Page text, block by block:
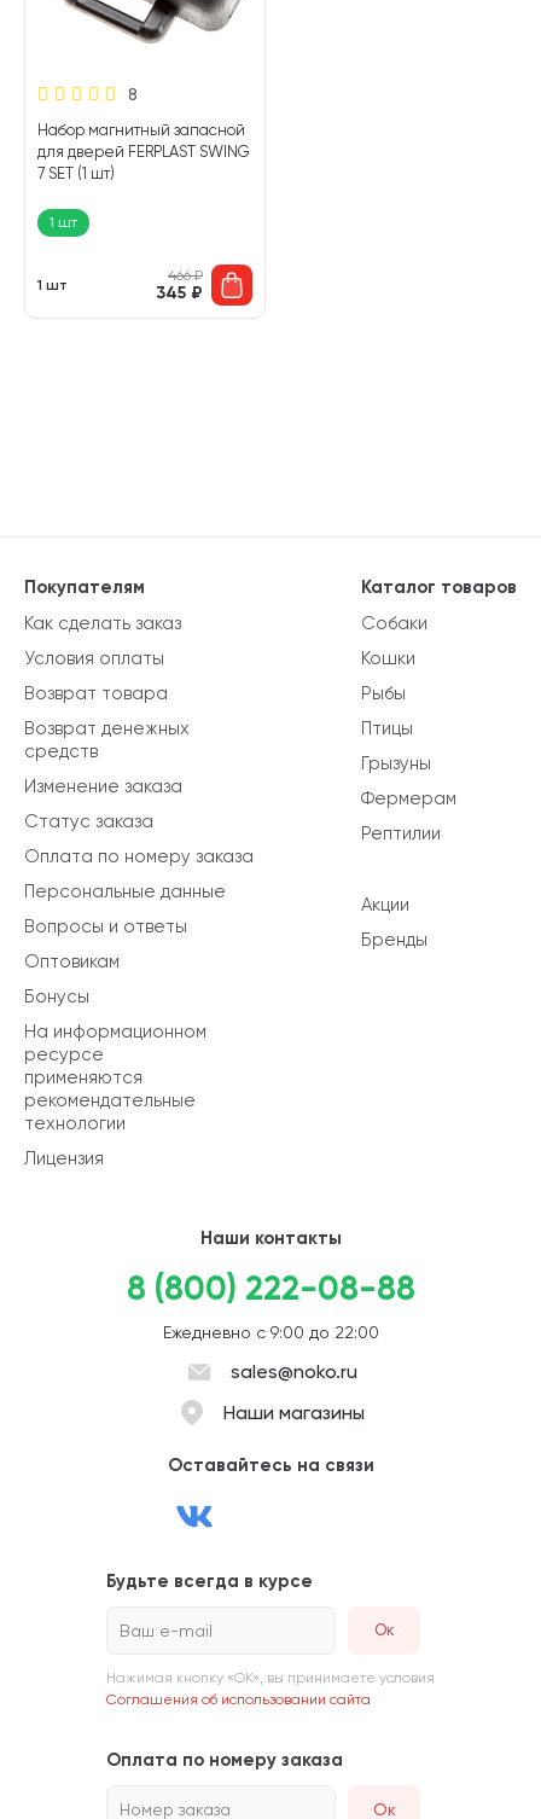
8
Набор магнитный запасной
для дверей FERPLAST SWING
7 SET (1 шт)
1 шт
1 шт
466₽
345 ₽
Каталог товаров
Собаки
Кошки
Рыбы
Птицы
Грызуны
Фермерам
Рептилии
Акции
Бренды
Покупателям
Как сделать заказ
Условия оплаты
Возврат товара
Возврат денежных
средств
Изменение заказа
Статус заказа
Оплата по номеру заказа
Персональные данные
Вопросы и ответы
Оптовикам
Бонусы
На информационном
ресурсе
применяются
рекомендательные
технологии
Лицензия
Наши контакты
8 (800) 222-08-88
Ежедневно с 9:00 до 22:00
sales@noko.ru
Наши магазины
Оставайтесь на связи
Будьте всегда в курсе
Ваш e-mail
Нажимая кнопку «ОК», вы принимаете условия
Соглашения об использовании сайта
Оплата по номеру заказа
Номер заказа Ок